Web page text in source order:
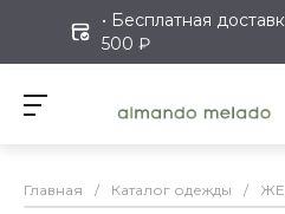
• Бесплатная
500 ₽
Главная / Каталог одежды /